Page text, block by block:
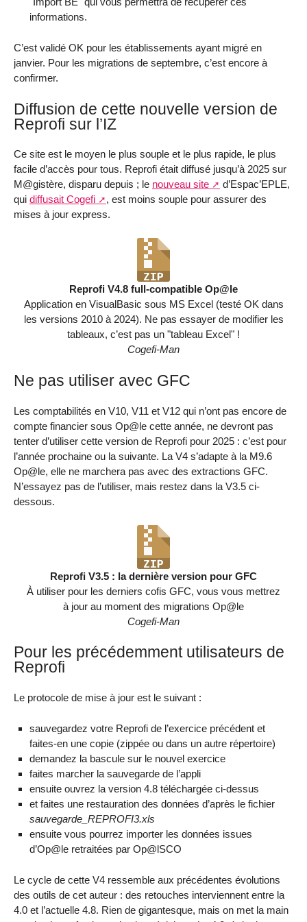
informations.
C’est validé OK pour les établissements ayant migré en
janvier. Pour les migrations de septembre, c’est encore à
confirmer.
Diffusion de cette nouvelle version de
Reprofi sur l’IZ
Ce site est le moyen le plus souple et le plus rapide, le plus
facile d’accès pour tous. Reprofi était diffusé jusqu’à 2025 sur
M@gistère, disparu depuis ; le nouveau site
d’Espac’EPLE,
qui diffusait Cogefi
, est moins souple pour assurer des
mises à jour express.
Reprofi V4.8 full-compatible Op@le
Application en VisualBasic sous MS Excel (testé OK dans
les versions 2010 à 2024). Ne pas essayer de modifier les
tableaux, c’est pas un "tableau Excel" !
Cogefi-Man
Ne pas utiliser avec GFC
Les comptabilités en V10, V11 et V12 qui n’ont pas encore de
compte financier sous Op@le cette année, ne devront pas
tenter d’utiliser cette version de Reprofi pour 2025 : c’est pour
l’année prochaine ou la suivante. La V4 s’adapte à la M9.6
Op@le, elle ne marchera pas avec des extractions GFC.
N’essayez pas de l’utiliser, mais restez dans la V3.5 ci-
dessous.
Reprofi V3.5 : la dernière version pour GFC
À utiliser pour les derniers cofis GFC, vous vous mettrez
à jour au moment des migrations Op@le
Cogefi-Man
Pour les précédemment utilisateurs de
Reprofi
Le protocole de mise à jour est le suivant :
sauvegardez votre Reprofi de l’exercice précédent et
faites-en une copie (zippée ou dans un autre répertoire)
demandez la bascule sur le nouvel exercice
faites marcher la sauvegarde de l’appli
ensuite ouvrez la version 4.8 téléchargée ci-dessus
et faites une restauration des données d’après le fichier
sauvegarde_REPROFI3.xls
ensuite vous pourrez importer les données issues
d’Op@le retraitées par Op@lSCO
Le cycle de cette V4 ressemble aux précédentes évolutions
des outils de cet auteur : des retouches interviennent entre la
4.0 et l’actuelle 4.8. Rien de gigantesque, mais on met la main